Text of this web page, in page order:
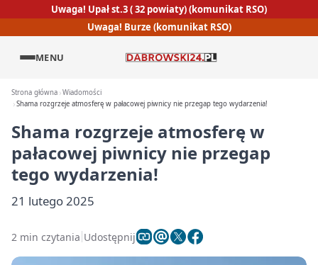
Uwaga! Upał st.3 ( 32 powiaty) (komunikat RSO)
Uwaga! Burze (komunikat RSO)
MENU
Strona główna Wiadomości
Shama rozgrzeje atmosferę w pałacowej piwnicy nie przegap tego wydarzenia!
Shama rozgrzeje atmosferę w
pałacowej piwnicy nie przegap
tego wydarzenia!
21 lutego 2025
2 min czytania Udostępnij